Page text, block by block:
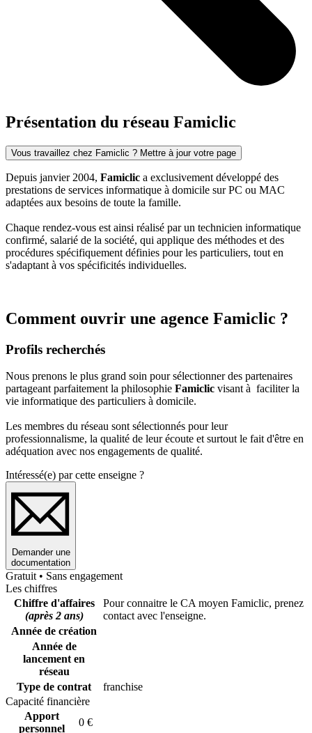
Présentation du réseau Famiclic
Vous travaillez chez Famiclic ? Mettre à jour votre page
Depuis janvier 2004, Famiclic a exclusivement développé des
prestations de services informatique à domicile sur PC ou MAC
adaptées aux besoins de toute la famille.
Chaque rendez-vous est ainsi réalisé par un technicien informatique
confirmé, salarié de la société, qui applique des méthodes et des
procédures spécifiquement définies pour les particuliers, tout en
s'adaptant à vos spécificités individuelles.
Comment ouvrir une agence Famiclic ?
Profils recherchés
Nous prenons le plus grand soin pour sélectionner des partenaires
partageant parfaitement la philosophie Famiclic visant à faciliter la
vie informatique des particuliers à domicile.
Les membres du réseau sont sélectionnés pour leur
professionnalisme, la qualité de leur écoute et surtout le fait d'être en
adéquation avec nos engagements de qualité.
Intéressé(e) par cette enseigne ?
Demander une
documentation
Gratuit • Sans engagement
Les chiffres
Chiffre d'affaires
(après 2 ans)
Pour connaitre le CA moyen Famiclic, prenez
contact avec l'enseigne.
Année de création
Année de
lancement en
réseau
Type de contrat
franchise
Capacité financière
Apport
personnel
0 €